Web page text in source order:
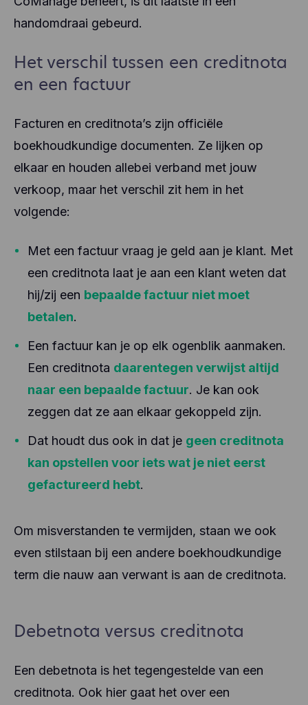
handomdraai gebeurd.
Het verschil tussen een creditnota
en een factuur
Facturen en creditnota’s zijn officiële
boekhoudkundige documenten. Ze lijken op
elkaar en houden allebei verband met jouw
verkoop, maar het verschil zit hem in het
volgende:
Met een factuur vraag je geld aan je klant. Met
een creditnota laat je aan een klant weten dat
hij/zij een bepaalde factuur niet moet
betalen.
Een factuur kan je op elk ogenblik aanmaken.
Een creditnota daarentegen verwijst altijd
naar een bepaalde factuur. Je kan ook
zeggen dat ze aan elkaar gekoppeld zijn.
Dat houdt dus ook in dat je geen creditnota
kan opstellen voor iets wat je niet eerst
gefactureerd hebt.
Om misverstanden te vermijden, staan we ook
even stilstaan bij een andere boekhoudkundige
term die nauw aan verwant is aan de creditnota.
Debetnota versus creditnota
Een debetnota is het tegengestelde van een
creditnota. Ook hier gaat het over een